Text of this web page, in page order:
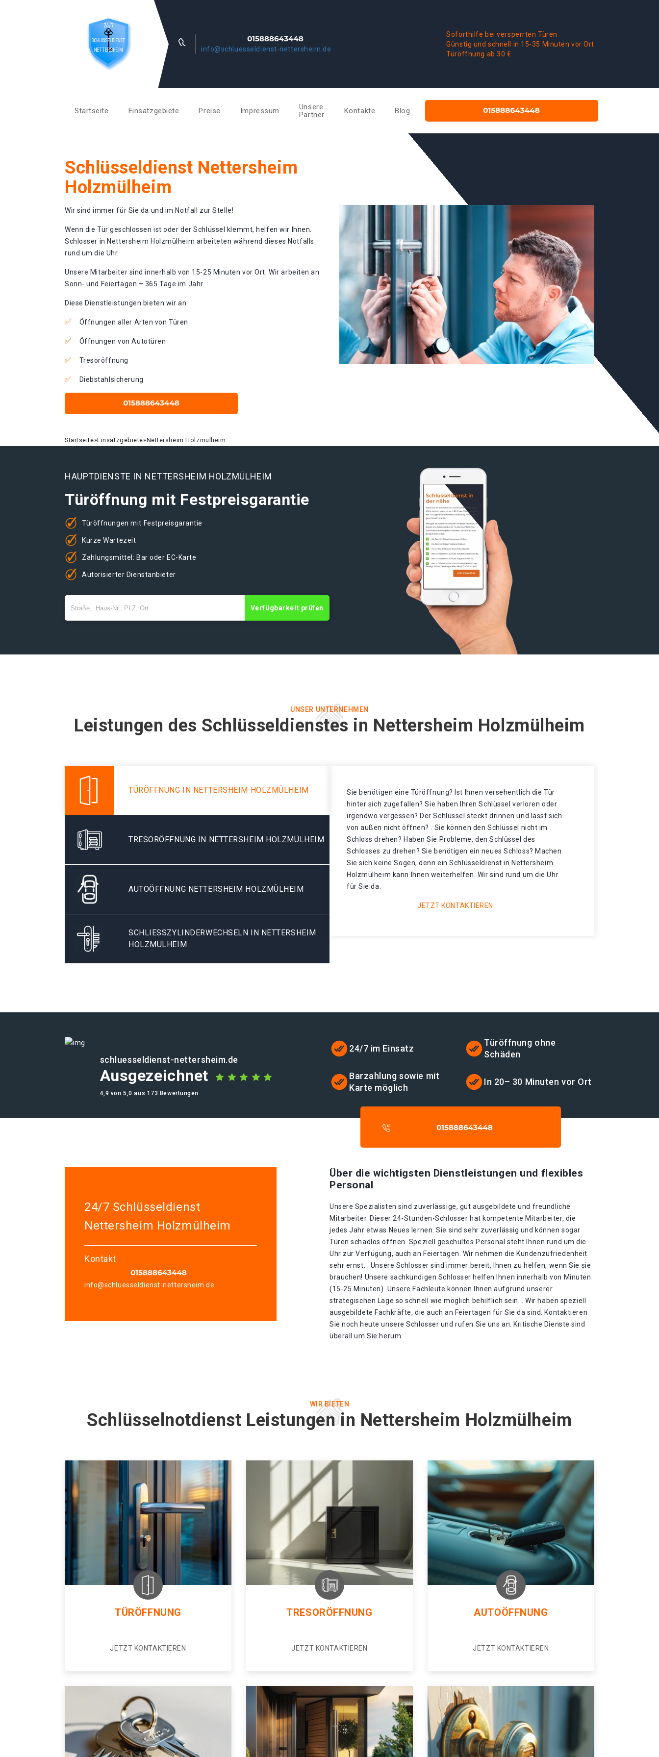
info@schluesseldienst-nettersheim.de
Soforthilfe bei versperrten Türen
Günstig und schnell in 15-35 Minuten vor Ort
Türöffnung ab 30 €
Startseite Einsatzgebiete Preise Impressum
Unsere
Partner
Kontakte Blog
Schlüsseldienst Nettersheim
Holzmülheim
Wir sind immer für Sie da und im Notfall zur Stelle!
Wenn die Tür geschlossen ist oder der Schlüssel klemmt, helfen wir Ihnen.
Schlosser in Nettersheim Holzmülheim arbeiteten während dieses Notfalls
rund um die Uhr.
Unsere Mitarbeiter sind innerhalb von 15-25 Minuten vor Ort. Wir arbeiten an
Sonn- und Feiertagen – 365 Tage im Jahr.
Diese Dienstleistungen bieten wir an:
Öffnungen aller Arten von Türen
Öffnungen von Autotüren
Tresoröffnung
Diebstahlsicherung
Startseite»Einsatzgebiete»Nettersheim Holzmülheim
HAUPTDIENSTE IN NETTERSHEIM HOLZMÜLHEIM
Türöffnung mit Festpreisgarantie
Türöffnungen mit Festpreisgarantie
Kurze Wartezeit
Zahlungsmittel: Bar oder EC-Karte
Autorisierter Dienstanbieter
Verfügbarkeit prüfen
UNSER UNTERNEHMEN
Leistungen des Schlüsseldienstes in Nettersheim Holzmülheim
TÜRÖFFNUNG IN NETTERSHEIM HOLZMÜLHEIM
TRESORÖFFNUNG IN NETTERSHEIM HOLZMÜLHEIM
AUTOÖFFNUNG NETTERSHEIM HOLZMÜLHEIM
SCHLIESSZYLINDERWECHSELN IN NETTERSHEIM H
OLZMÜLHEIM
Sie benötigen eine Türöffnung? Ist Ihnen versehentlich die Tür
hinter sich zugefallen? Sie haben Ihren Schlüssel verloren oder
irgendwo vergessen? Der Schlüssel steckt drinnen und lässt sich
von außen nicht öffnen? . Sie können den Schlüssel nicht im
Schloss drehen? Haben Sie Probleme, den Schlüssel des
Schlosses zu drehen? Sie benötigen ein neues Schloss? Machen
Sie sich keine Sogen, denn ein Schlüsseldienst in Nettersheim
Holzmülheim kann Ihnen weiterhelfen. Wir sind rund um die Uhr
für Sie da.
JETZT KONTAKTIEREN
schluesseldienst-nettersheim.de
Ausgezeichnet
4,9 von 5,0 aus 173 Bewertungen
24/7 im Einsatz
Türöffnung ohne
Schäden
Barzahlung sowie mit
Karte möglich
In 20– 30 Minuten vor Ort
24/7 Schlüsseldienst
Nettersheim Holzmülheim
Kontakt
info@schluesseldienst-nettersheim.de
Über die wichtigsten Dienstleistungen und flexibles
Personal
Unsere Spezialisten sind zuverlässige, gut ausgebildete und freundliche
Mitarbeiter. Dieser 24-Stunden-Schlosser hat kompetente Mitarbeiter, die
jedes Jahr etwas Neues lernen. Sie sind sehr zuverlässig und können sogar
Türen schadlos öffnen. Speziell geschultes Personal steht Ihnen rund um die
Uhr zur Verfügung, auch an Feiertagen. Wir nehmen die Kundenzufriedenheit
sehr ernst. . Unsere Schlosser sind immer bereit, Ihnen zu helfen, wenn Sie sie
brauchen! Unsere sachkundigen Schlosser helfen Ihnen innerhalb von Minuten
(15-25 Minuten). Unsere Fachleute können Ihnen aufgrund unserer
strategischen Lage so schnell wie möglich behilflich sein. . Wir haben speziell
ausgebildete Fachkräfte, die auch an Feiertagen für Sie da sind. Kontaktieren
Sie noch heute unsere Schlosser und rufen Sie uns an. Kritische Dienste sind
überall um Sie herum.
WIR BIETEN
Schlüsselnotdienst Leistungen in Nettersheim Holzmülheim
TÜRÖFFNUNG
JETZT KONTAKTIEREN
TRESORÖFFNUNG
JETZT KONTAKTIEREN
AUTOÖFFNUNG
JETZT KONTAKTIEREN